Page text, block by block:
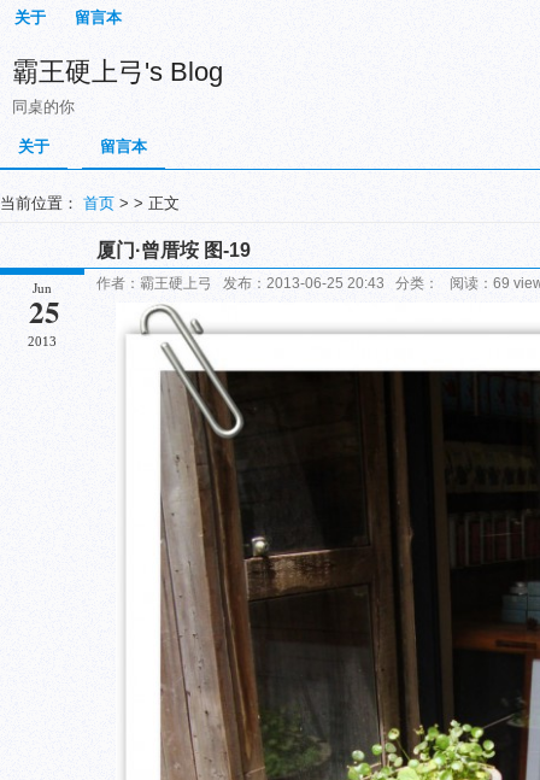
关于 留言本
霸王硬上弓's Blog
同桌的你
关于 留言本
当前位置： 首页 > > 正文
厦门·曾厝垵 图-19
Jun
25
2013
作者：霸王硬上弓 发布：2013-06-25 20:43 分类： 阅读：69